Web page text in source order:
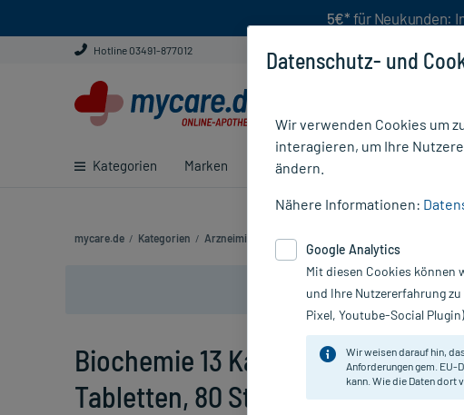
5€* für Neukunden:
Hotline 03491-877012
Kategorien Marken Ratgeber
mycare.de / Kategorien / Arzneimittel rezeptfrei
Nur für
Biochemie 13 Kalium Arsenicosum
Tabletten, 80 St
Datenschutz- und
Wir verwenden Cookies um
interagieren, um Ihre
ändern.
Nähere Informationen:
Google Analytics
Mit diesen Cookies können
und Ihre Nutzererfahrung
Pixel, Youtube-Social
Wir weisen darauf hin,
Anforderungen gem. EU-
kann. Wie die Daten dort